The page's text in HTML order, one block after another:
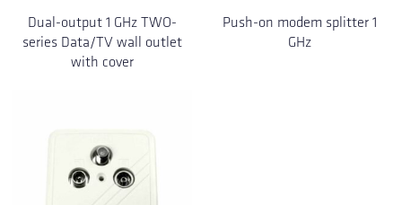
Dual-output 1 GHz TWO-
series Data/TV wall outlet
with cover
Push-on modem splitter 1
GHz